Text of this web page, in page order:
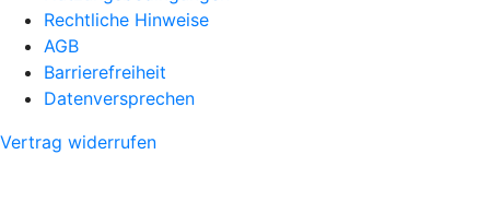
Rechtliche Hinweise
AGB
Barrierefreiheit
Datenversprechen
Vertrag widerrufen